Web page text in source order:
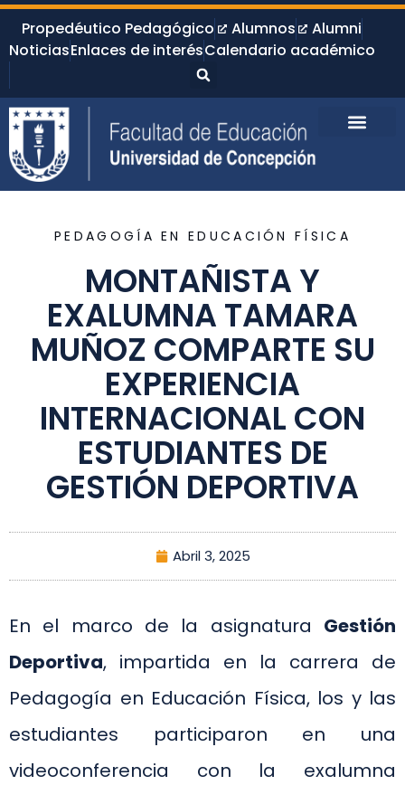
Propedéutico Pedagógico Alumnos
Alumni
NoticiasEnlaces de interésCalendario académico
PEDAGOGÍA EN EDUCACIÓN FÍSICA
MONTAÑISTA Y
EXALUMNA TAMARA
MUÑOZ COMPARTE SU
EXPERIENCIA
INTERNACIONAL CON
ESTUDIANTES DE
GESTIÓN DEPORTIVA
Abril 3, 2025
En el marco de la asignatura Gestión
Deportiva, impartida en la carrera de
Pedagogía en Educación Física, los y las
estudiantes participaron en una
videoconferencia con la exalumna